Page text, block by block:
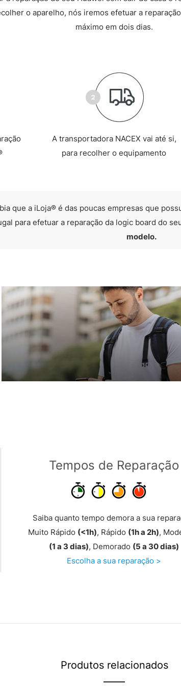
o aparelho, nós iremos efetuar a
máximo em dois dias.
A transportadora NACEX vai até si,
para recolher o equipamento
que a iLoja® é das poucas empresas que
para efetuar a reparação da logic board do
modelo.
Tempos de Reparação
Saiba quanto tempo demora a sua
Muito Rápido (<1h), Rápido (1h a 2h),
(1 a 3 dias), Demorado (5 a 30 dias)
Escolha a sua reparação >
Produtos relacionados